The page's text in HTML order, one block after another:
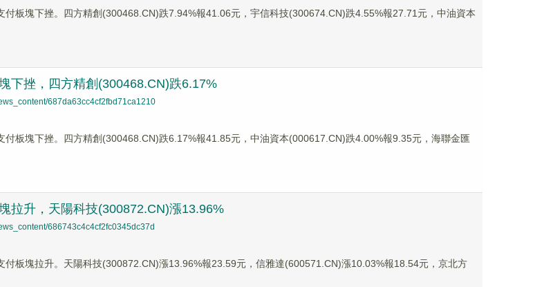
付板塊下挫。四方精創(300468.CN)跌7.94%報41.06元，宇信科技(300674.CN)跌4.55%報27.71元，中油資本
下挫，四方精創(300468.CN)跌6.17%
687da63cc4cf2fbd71ca1210
付板塊下挫。四方精創(300468.CN)跌6.17%報41.85元，中油資本(000617.CN)跌4.00%報9.35元，海聯金匯
拉升，天陽科技(300872.CN)漲13.96%
686743c4c4cf2fc0345dc37d
付板塊拉升。天陽科技(300872.CN)漲13.96%報23.59元，信雅達(600571.CN)漲10.03%報18.54元，京北方